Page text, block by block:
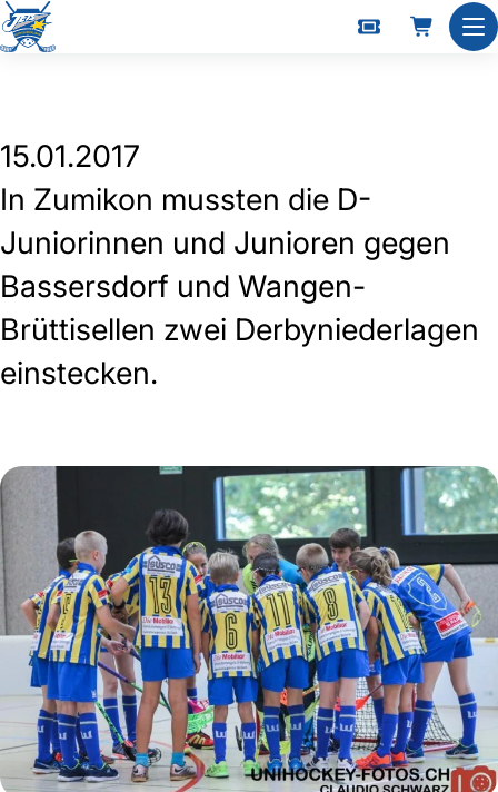
Absenzen wogen zu schwer
15.01.2017
In Zumikon mussten die D-
Juniorinnen und Junioren gegen
Bassersdorf und Wangen-
Brüttisellen zwei Derbyniederlagen
einstecken.